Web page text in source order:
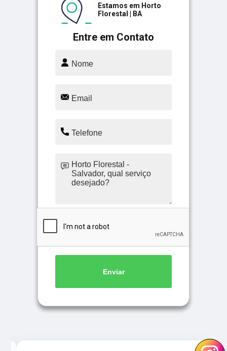
Entre em Contato
Estamos em Horto
Florestal | BA
Enviar